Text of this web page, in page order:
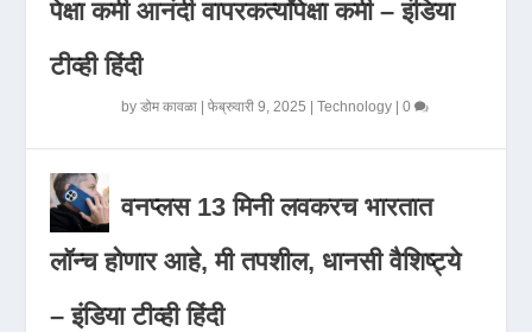
पेक्षा कमी आनंदी वापरकर्त्यांपेक्षा कमी – इंडिया
टीव्ही हिंदी
byडोम कावळा |फेब्रुवारी 9, 2025 |Technology |0
वनप्लस 13 मिनी लवकरच भारतात
लॉन्च होणार आहे, मी तपशील, धानसी वैशिष्ट्ये
– इंडिया टीव्ही हिंदी